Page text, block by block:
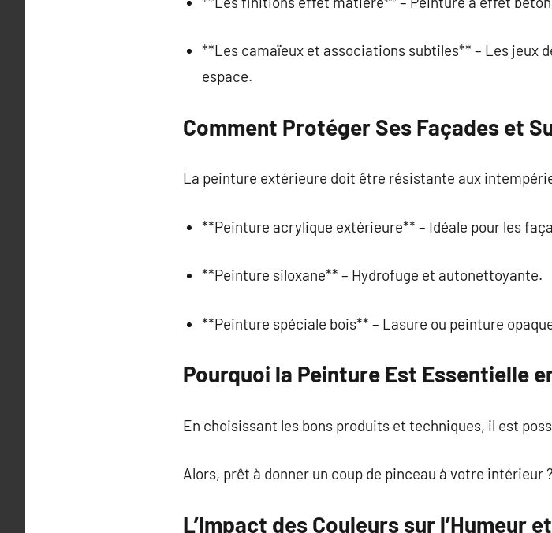
**Les camaïeux et associations subtiles** – Les jeux
espace.
Comment Protéger Ses Façades et
La peinture extérieure doit être résistante aux
**Peinture acrylique extérieure** – Idéale pour les
**Peinture siloxane** – Hydrofuge et autonettoyante.
**Peinture spéciale bois** – Lasure ou peinture
Pourquoi la Peinture Est Essentielle
En choisissant les bons produits et techniques, il est
Alors, prêt à donner un coup de pinceau à votre intérieur
L’Impact des Couleurs sur l’Humeur